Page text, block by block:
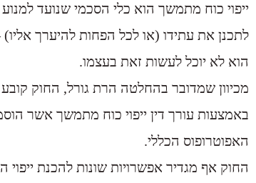
ייפוי כוח מתמשך הוא כלי הסכמי שנועד
לתכנן את עתידו (או לכל הפחות להיערך אליו)
הוא לא יוכל לעשות זאת בעצמו.
מכיוון שמדובר בהחלטה הרת גורל, החוק
באמצעות עורך דין ייפוי כוח מתמשך אשר
האפוטרופוס הכללי.
החוק אף מגדיר אפשרויות שונות להכנת